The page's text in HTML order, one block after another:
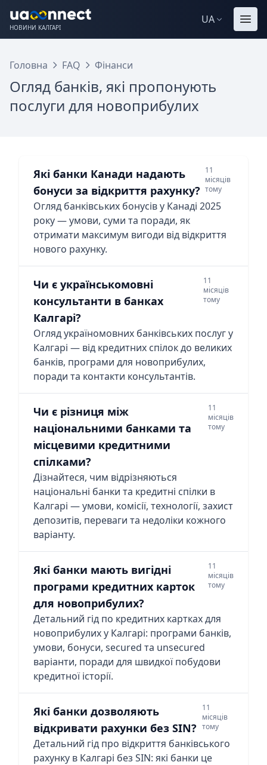
НОВИНИ КАЛГАРІ
UA
Головна FAQ Фінанси
Огляд банків, які пропонують
послуги для новоприбулих
Які банки Канади надають
бонуси за відкриття рахунку?
11
місяців
тому
Огляд банківських бонусів у Канаді 2025
року — умови, суми та поради, як
отримати максимум вигоди від відкриття
нового рахунку.
Чи є українськомовні
консультанти в банках
Калгарі?
11
місяців
тому
Огляд україномовних банківських послуг у
Калгарі — від кредитних спілок до великих
банків, програми для новоприбулих,
поради та контакти консультантів.
Чи є різниця між
національними банками та
місцевими кредитними
спілками?
11
місяців
тому
Дізнайтеся, чим відрізняються
національні банки та кредитні спілки в
Калгарі — умови, комісії, технології, захист
депозитів, переваги та недоліки кожного
варіанту.
Які банки мають вигідні
програми кредитних карток
для новоприбулих?
11
місяців
тому
Детальний гід по кредитних картках для
новоприбулих у Калгарі: програми банків,
умови, бонуси, secured та unsecured
варіанти, поради для швидкої побудови
кредитної історії.
Які банки дозволяють
відкривати рахунки без SIN?
11
місяців
тому
Детальний гід про відкриття банківського
рахунку в Калгарі без SIN: які банки це